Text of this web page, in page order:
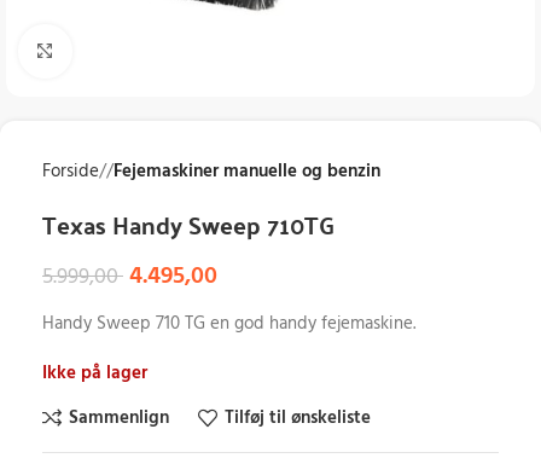
Forside/ Fejemaskiner manuelle og benzin
Texas Handy Sweep 710TG
5.999,004.495,00
Handy Sweep 710 TG en god handy fejemaskine.
Ikke på lager
Sammenlign
Tilføj til ønskeliste